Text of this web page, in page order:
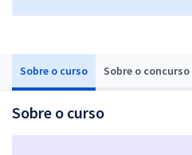
Sobre o curso Sobre o concurso
Sobre o curso